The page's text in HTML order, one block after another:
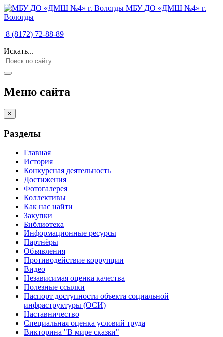
МБУ ДО «ДМШ №4» г.
Вологды
8 (8172) 72-88-89
Искать...
Меню сайта
×
Разделы
Главная
История
Конкурсная деятельность
Достижения
Фотогалерея
Коллективы
Как нас найти
Закупки
Библиотека
Информационные ресурсы
Партнёры
Объявления
Противодействие коррупции
Видео
Независимая оценка качества
Полезные ссылки
Паспорт доступности объекта социальной
инфраструктуры (ОСИ)
Наставничество
Специальная оценка условий труда
Викторина "В мире сказки"